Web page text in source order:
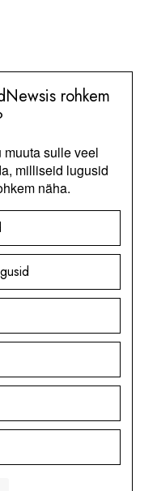
rohkem
sulle veel
milliseid lugusid
näha.